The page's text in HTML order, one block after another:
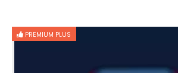
PREMIUM PLUS